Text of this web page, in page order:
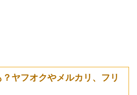
ヤフオクやメルカリ、フリ